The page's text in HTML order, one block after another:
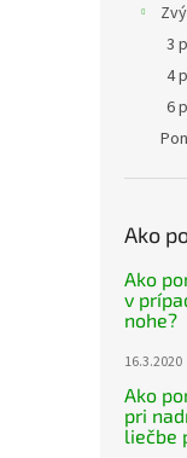
3
4
6
Ako
Ako
v
nohe?
16.3.2020
Ako
pri
liečbe